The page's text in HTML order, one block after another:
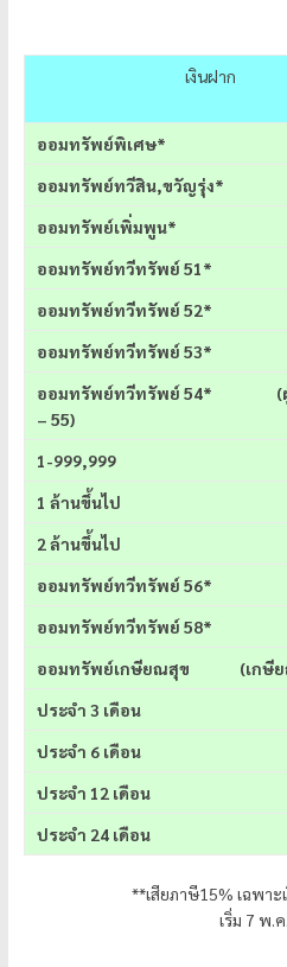
เงินฝาก
ออมทรัพย์พิเศษ*
ออมทรัพย์ทวีสิน,ขวัญรุ่ง*
ออมทรัพย์เพิ่มพูน*
ออมทรัพย์ทวีทรัพย์ 51*
ออมทรัพย์ทวีทรัพย์ 52*
ออมทรัพย์ทวีทรัพย์ 53*
ออมทรัพย์ทวีทรัพย์54* (ผู้เ
– 55)
1-999,999
1 ล้านขึ้นไป
2 ล้านขึ้นไป
ออมทรัพย์ทวีทรัพย์ 56*
ออมทรัพย์ทวีทรัพย์ 58*
ออมทรัพย์เกษียณสุข (เกษีย
ประจำ 3 เดือน
ประจำ 6 เดือน
ประจำ 12 เดือน
ประจำ 24 เดือน
**เสียภาษี15% เฉพา
เริ่ม 7 พ.